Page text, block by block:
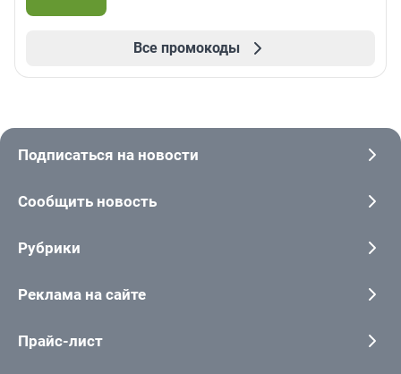
Все промокоды
Подписаться на новости
Сообщить новость
Рубрики
Реклама на сайте
Прайс-лист